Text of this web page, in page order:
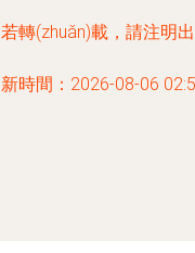
轉(zhuǎn)載，請注明
時間：2026-08-06